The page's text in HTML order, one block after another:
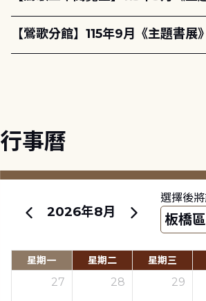
【鶯歌分館】115年9月《主題書
行事曆
2026年8月
選擇後
星期一 星期二 星期三
27 28 29